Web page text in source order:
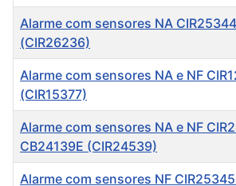
Alarme com sensores NA
(CIR26236)
Alarme com sensores NA e NF
(CIR15377)
Alarme com sensores NA e NF
CB24139E (CIR24539)
Alarme com sensores NF